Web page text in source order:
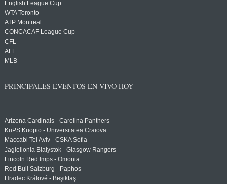
English League Cup
WTA Toronto
ATP Montreal
CONCACAF League Cup
CFL
AFL
MLB
PRINCIPALES EVENTOS EN VIVO HOY
Arizona Cardinals - Carolina Panthers
KuPS Kuopio - Universitatea Craiova
Maccabi Tel Aviv - CSKA Sofia
Jagiellonia Białystok - Glasgow Rangers
Lincoln Red Imps - Omonia
Red Bull Salzburg - Paphos
Hradec Králové - Beşiktaş